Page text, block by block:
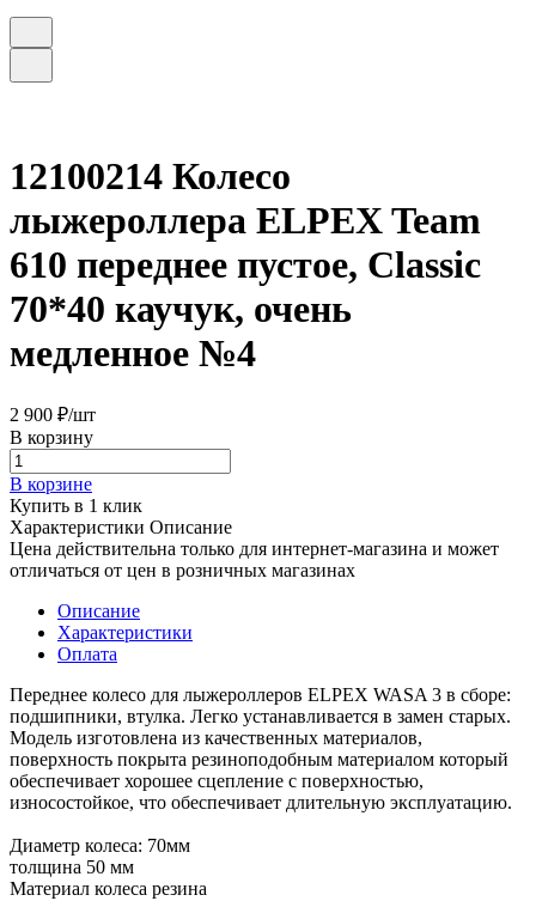
12100214 Колесо
лыжероллера ELPEX Team
610 переднее пустое, Classic
70*40 каучук, очень
медленное №4
2 900 ₽/шт
В корзину
В корзине
Купить в 1 клик
Характеристики Описание
Цена действительна только для интернет-магазина и может
отличаться от цен в розничных магазинах
Описание
Характеристики
Оплата
Переднее колесо для лыжероллеров ELPEX WASA 3 в сборе:
подшипники, втулка. Легко устанавливается в замен старых.
Модель изготовлена из качественных материалов,
поверхность покрыта резиноподобным материалом который
обеспечивает хорошее сцепление с поверхностью,
износостойкое, что обеспечивает длительную эксплуатацию.
Диаметр колеса: 70мм
толщина 50 мм
Материал колеса резина